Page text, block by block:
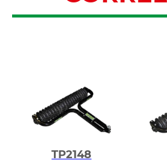
TP2148